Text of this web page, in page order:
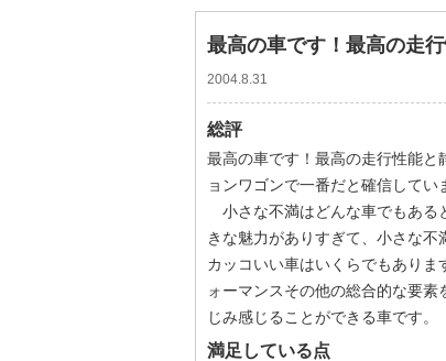
最高の車です！最高の走
2004.8.31
総評
最高の車です！最高の走行性能
ョンワゴンで一番だと確信してい
小さな不満はどんな車でもある
きな魅力がありすぎて、小さな
カッコいい車はいくらでもあり
ォーマンスその他の総合的な要
じみ感じることができる車です。
満足している点